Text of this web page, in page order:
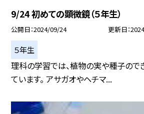
9/24 初めての顕微鏡（５年生）
公開日 2024/09/24 更新日
５年生
理科の学習では、植物の実や種子ので
ています。 アサガオやヘチマ...